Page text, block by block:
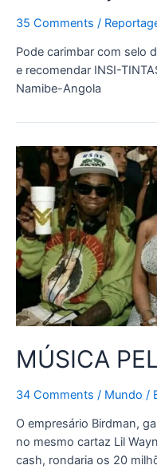
35 Comments /
Pode carimbar com selo
e recomendar INSI-
Namibe-Angola
MÚSICA
34 Comments / Mundo /
O empresário Birdman,
no mesmo cartaz Lil
cash, rondaria os 20